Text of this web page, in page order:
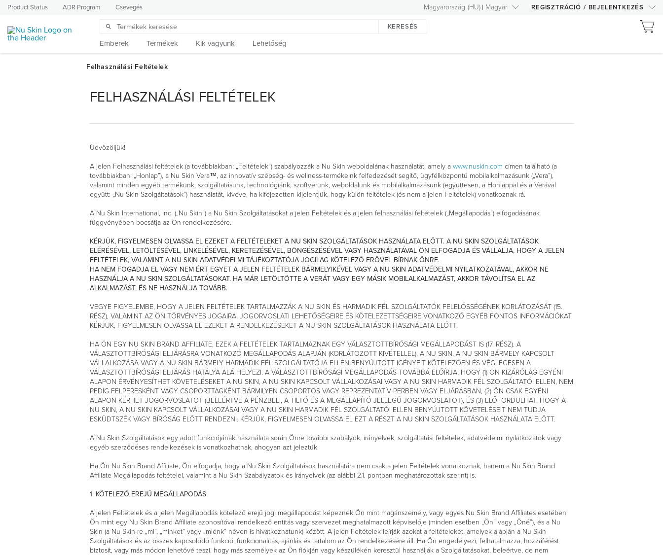
Product Status ADR Program Csevegés Magyarország (HU) Magyar REGISZTRÁCIÓ / BEJELENTKEZÉS
KERESÉS
Emberek Termékek Kik vagyunk Lehetőség
FELHASZNÁLÁSI FELTÉTELEK
Üdvözöljük!
A jelen Felhasználási feltételek (a továbbiakban: „Feltételek”) szabályozzák a Nu Skin weboldalának használatát, amely a www.nuskin.com címen található (a
továbbiakban: „Honlap”), a Nu Skin Vera™, az innovatív szépség- és wellness-termékeink felfedezését segítő, ügyfélközpontú mobilalkalmazásunk („Vera”),
valamint minden egyéb termékünk, szolgáltatásunk, technológiánk, szoftverünk, weboldalunk és mobilalkalmazásunk (együttesen, a Honlappal és a Verával
együtt: „Nu Skin Szolgáltatások”) használatát, kivéve, ha kifejezetten kijelentjük, hogy külön feltételek (és nem a jelen Feltételek) vonatkoznak rá.
A Nu Skin International, Inc. („Nu Skin”) a Nu Skin Szolgáltatásokat a jelen Feltételek és a jelen felhasználási feltételek („Megállapodás”) elfogadásának
függvényében bocsátja az Ön rendelkezésére.
KÉRJÜK, FIGYELMESEN OLVASSA EL EZEKET A FELTÉTELEKET A NU SKIN SZOLGÁLTATÁSOK HASZNÁLATA ELŐTT. A NU SKIN SZOLGÁLTATÁSOK
ELÉRÉSÉVEL, LETÖLTÉSÉVEL, LINKELÉSÉVEL, KERETEZÉSÉVEL, BÖNGÉSZÉSÉVEL VAGY HASZNÁLATÁVAL ÖN ELFOGADJA ÉS VÁLLALJA, HOGY A JELEN
FELTÉTELEK, VALAMINT A NU SKIN ADATVÉDELMI TÁJÉKOZTATÓJA JOGILAG KÖTELEZŐ ERŐVEL BÍRNAK ÖNRE.
HA NEM FOGADJA EL VAGY NEM ÉRT EGYET A JELEN FELTÉTELEK BÁRMELYIKÉVEL VAGY A NU SKIN ADATVÉDELMI NYILATKOZATÁVAL, AKKOR NE
HASZNÁLJA A NU SKIN SZOLGÁLTATÁSOKAT. HA MÁR LETÖLTÖTTE A VERÁT VAGY EGY MÁSIK MOBILALKALMAZÁST, AKKOR TÁVOLÍTSA EL AZ
ALKALMAZÁST, ÉS NE HASZNÁLJA TOVÁBB.
VEGYE FIGYELEMBE, HOGY A JELEN FELTÉTELEK TARTALMAZZÁK A NU SKIN ÉS HARMADIK FÉL SZOLGÁLTATÓK FELELŐSSÉGÉNEK KORLÁTOZÁSÁT (15.
RÉSZ), VALAMINT AZ ÖN TÖRVÉNYES JOGAIRA, JOGORVOSLATI LEHETŐSÉGEIRE ÉS KÖTELEZETTSÉGEIRE VONATKOZÓ EGYÉB FONTOS INFORMÁCIÓKAT.
KÉRJÜK, FIGYELMESEN OLVASSA EL EZEKET A RENDELKEZÉSEKET A NU SKIN SZOLGÁLTATÁSOK HASZNÁLATA ELŐTT.
HA ÖN EGY NU SKIN BRAND AFFILIATE, EZEK A FELTÉTELEK TARTALMAZNAK EGY VÁLASZTOTTBÍRÓSÁGI MEGÁLLAPODÁST IS (17. RÉSZ). A
VÁLASZTOTTBÍRÓSÁGI ELJÁRÁSRA VONATKOZÓ MEGÁLLAPODÁS ALAPJÁN (KORLÁTOZOTT KIVÉTELLEL), A NU SKIN, A NU SKIN BÁRMELY KAPCSOLT
VÁLLALKOZÁSA VAGY A NU SKIN BÁRMELY HARMADIK FÉL SZOLGÁLTATÓJA ELLEN BENYÚJTOTT IGÉNYEIT KÖTELEZŐEN ÉS VÉGLEGESEN A
VÁLASZTOTTBÍRÓSÁGI ELJÁRÁS HATÁLYA ALÁ HELYEZI. A VÁLASZTOTTBÍRÓSÁGI MEGÁLLAPODÁS TOVÁBBÁ ELŐÍRJA, HOGY (1) ÖN KIZÁRÓLAG EGYÉNI
ALAPON ÉRVÉNYESÍTHET KÖVETELÉSEKET A NU SKIN, A NU SKIN KAPCSOLT VÁLLALKOZÁSAI VAGY A NU SKIN HARMADIK FÉL SZOLGÁLTATÓI ELLEN, NEM
PEDIG FELPERESKÉNT VAGY CSOPORTTAGKÉNT BÁRMILYEN CSOPORTOS VAGY REPREZENTATÍV PERBEN VAGY ELJÁRÁSBAN, (2) ÖN CSAK EGYÉNI
ALAPON KÉRHET JOGORVOSLATOT (BELEÉRTVE A PÉNZBELI, A TILTÓ ÉS A MEGÁLLAPÍTÓ JELLEGŰ JOGORVOSLATOT), ÉS (3) ELŐFORDULHAT, HOGY A
NU SKIN, A NU SKIN KAPCSOLT VÁLLALKOZÁSAI VAGY A NU SKIN HARMADIK FÉL SZOLGÁLTATÓI ELLEN BENYÚJTOTT KÖVETELÉSEIT NEM TUDJA
ESKÜDTSZÉK VAGY BÍRÓSÁG ELŐTT RENDEZNI. KÉRJÜK, FIGYELMESEN OLVASSA EL EZT A RÉSZT A NU SKIN SZOLGÁLTATÁSOK HASZNÁLATA ELŐTT.
A Nu Skin Szolgáltatások egy adott funkciójának használata során Önre további szabályok, irányelvek, szolgáltatási feltételek, adatvédelmi nyilatkozatok vagy
egyéb szerződéses rendelkezések is vonatkozhatnak, ahogyan azt jeleztük.
Ha Ön Nu Skin Brand Affiliate, Ön elfogadja, hogy a Nu Skin Szolgáltatások használatára nem csak a jelen Feltételek vonatkoznak, hanem a Nu Skin Brand
Affiliate Megállapodás feltételei, valamint a Nu Skin Szabályzatok és Irányelvek (az alábbi 2.1. pontban meghatározottak szerint) is.
1. KÖTELEZŐ EREJŰ MEGÁLLAPODÁS
A jelen Feltételek és a jelen Megállapodás kötelező erejű jogi megállapodást képeznek Ön mint magánszemély, vagy egyes Nu Skin Brand Affiliates esetében
Ön mint egy Nu Skin Brand Affiliate azonosítóval rendelkező entitás vagy szervezet meghatalmazott képviselője (minden esetben „Ön” vagy „Öné”), és a Nu
Skin (a Nu Skin-re „mi”, „minket” vagy „miénk” néven is hivatkozhatunk) között. A jelen Feltételek leírják azokat a feltételeket, amelyek alapján a Nu Skin
Szolgáltatások és az összes kapcsolódó funkció, funkcionalitás, ajánlás és tartalom az Ön rendelkezésére áll. Ha Ön engedélyezi, felhatalmazza, hozzáférést
biztosít, vagy más módon lehetővé teszi, hogy más személyek az Ön fiókján vagy készülékén keresztül használják a Szolgáltatásokat, beleértve, de nem